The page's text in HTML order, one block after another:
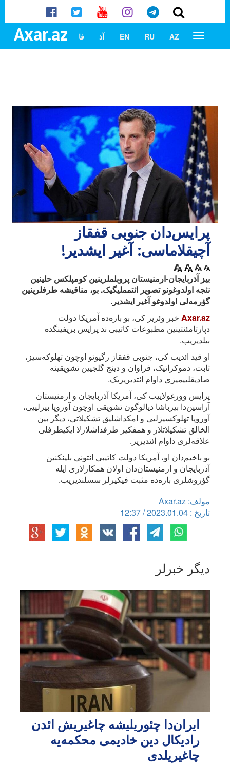
Axar.az AZ
RU
EN آذ فا
پرایس‌دان جنوبی قفقاز
آچیقلاماسی: آغیر ایشدیر!
بیز آذربایجان-ارمنیستان پروبلملرینین کومپلکس حلینین
نئجه اولدوغونو تصویر ائتمملیگیک. بو، مناقیشه طرفلرینین
گؤرمه‌لی اولدوغو آغیر ایشدیر.
Axar.az خبر وئریر کی، بو باره‌ده آمریکا دولت
دپارتامئنتینین مطبوعات کاتیبی ند پرایس بریفینگده
بیلدیریب.
او قید ائدیب کی، جنوبی قفقاز رگیونو اوچون تهلوکه‌سیز،
ثابت، دموکراتیک، فراوان و دینج گلجیین تشویقینه
صادیقلییمیزی داوام ائتدیریریک.
پرایس وورغولاییب کی، آمریکا آذربایجان و ارمنیستان
آراسین‌دا بیرباشا دیالوگون تشویقی اوچون آوروپا بیرلییی،
آوروپا تهلوکسیزلیی و امکداشلیق تشکیلاتی، دیگر بین
الخالق تشکیلاتلار و همفکیر طرفداشلارلا ایکیطرفلی
علاقه‌لری داوام ائتدیریر.
بو باخیم‌دان او، آمریکا دولت کاتیبی انتونی بلینکنین
آذربایجان و ارمنیستان‌دان اولان همکارلاری ایله
گؤروشلری باره‌ده مثبت فیکیرلر سسلندیریب.
مولف: Axar.az
تاریخ : 2023.01.04 / 12:37
دیگر خبرلر
ایران‌دا چئوریلیشه چاغیریش ائد‌ن
رادیکال دین خادیمی محکمه‌یه
چاغیریلدی